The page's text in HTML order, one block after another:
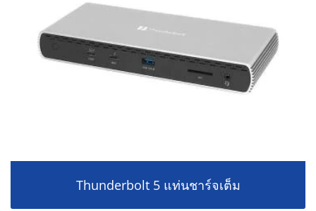
Thunderbolt 5 แท่นชาร์จเต็ม